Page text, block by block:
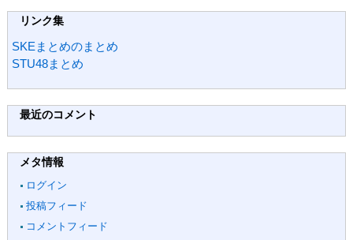
リンク集
SKEまとめのまとめ
STU48まとめ
最近のコメント
メタ情報
ログイン
投稿フィード
コメントフィード